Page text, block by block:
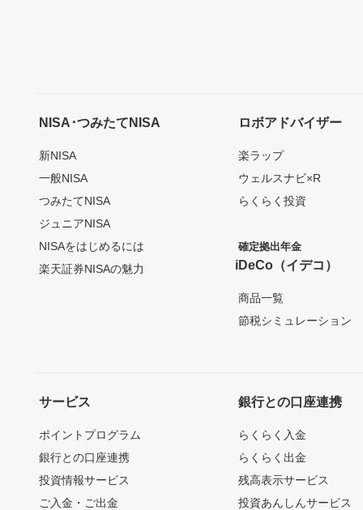
NISA･つみたてNISA
新NISA
一般NISA
つみたてNISA
ジュニアNISA
NISAをはじめるには
楽天証券NISAの魅力
ロボアドバイザー
楽ラップ
ウェルスナビ×R
らくらく投資
確定拠出年金
iDeCo（イデコ）
商品一覧
節税シミュレーション
サービス
ポイントプログラム
銀行との口座連携
投資情報サービス
ご入金・ご出金
銀行との口座連携
らくらく入金
らくらく出金
残高表示サービス
投資あんしんサービス